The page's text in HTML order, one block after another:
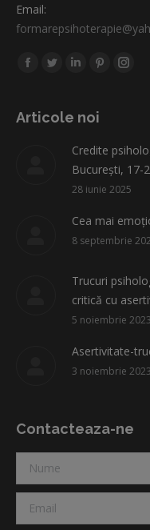
Email:
Find us on:
Facebook
opens
Twitter
opens
window
Linkedin
opens
new
window
Pinterest
opens
new
window
new
Articole noi
Credite
București, 17-
28 iunie 2025
Cea mai
8 septembrie
Trucuri
critică cu
5 noiembrie 2023
Asertivitate-
3 noiembrie 2023
Contacteaza-ne